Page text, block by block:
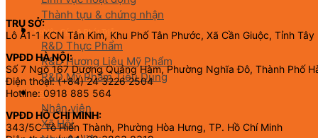
Thành tựu & chứng nhận
Nghiên Cứu & Phát Triển
R&D Thực Phẩm
R&D Hương Liệu Mỹ Phẩm
R&D Mỹ Phẩm Tiêu Dùng
CSR
Nhân viên
Xã Hội
TRỤ SỞ:
Lô A1-1 KCN Tân Kim, Khu Phố Tân Phước, Xã Cần Giuộc, Tỉnh Tây
VPĐD HÀ NỘI:
Số 7 Ngõ 167 Dương Quảng Hàm, Phường Nghĩa Đô, Thành Phố
Điện thoại: (+84) 24 3226 2504
Hotline: 0918 885 564
VPĐD HỒ CHÍ MINH:
343/5C Tô Hiến Thành, Phường Hòa Hưng, TP. Hồ Chí Minh